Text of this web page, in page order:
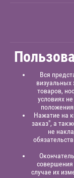
Вся
визуальных
товаров,
условиях
Нажатие на
заказ", а
не
совершения
случае их